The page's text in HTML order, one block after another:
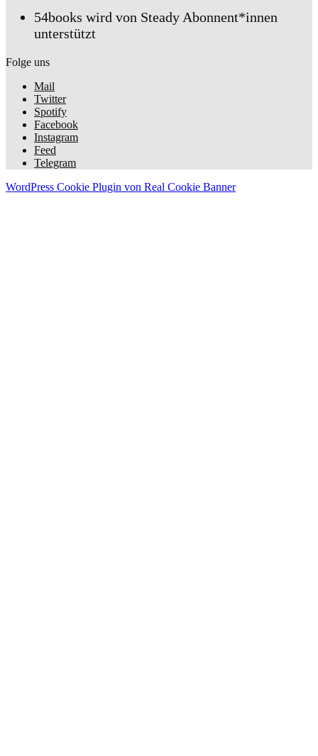
54books wird von Steady Abonnent*innen
unterstützt
Folge uns
Mail
Twitter
Spotify
Facebook
Instagram
Feed
Telegram
WordPress Cookie Plugin von Real Cookie Banner